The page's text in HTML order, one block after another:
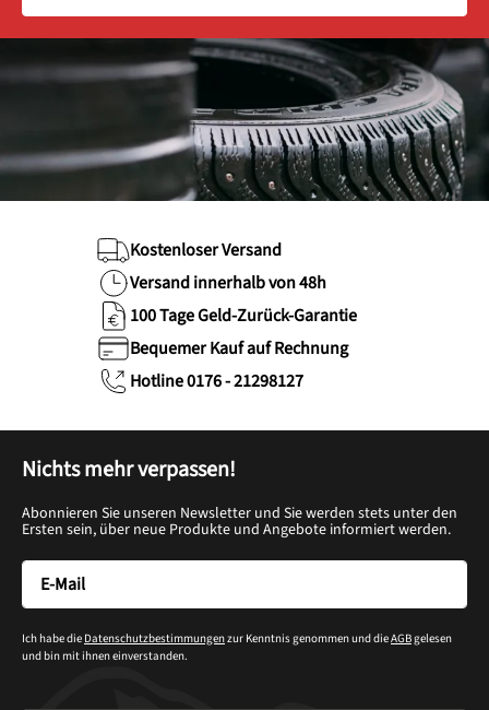
Kostenloser Versand
Versand innerhalb von 48h
100 Tage Geld-Zurück-Garantie
Bequemer Kauf auf Rechnung
Hotline 0176 - 21298127
Nichts mehr verpassen!
Abonnieren Sie unseren Newsletter und Sie werden stets unter den
Ersten sein, über neue Produkte und Angebote informiert werden.
Ich habe die Datenschutzbestimmungenzur Kenntnis genommen und dieAGBgelesen
und bin mit ihnen einverstanden.